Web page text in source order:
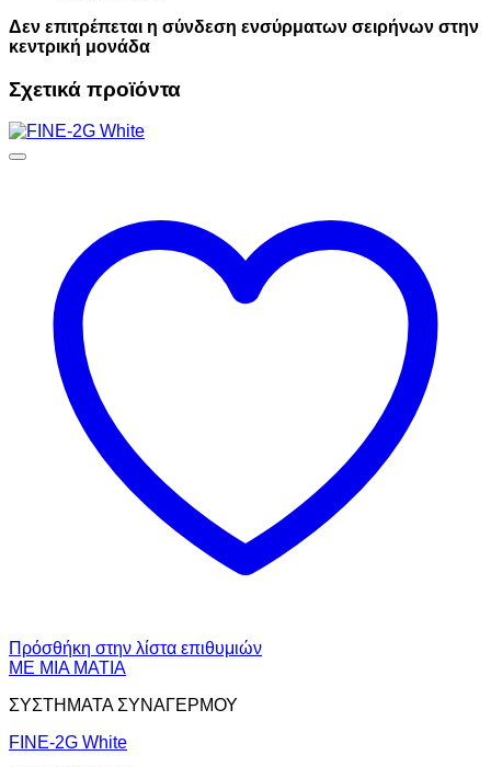
Δεν επιτρέπεται η σύνδεση ενσύρματων σειρήνων στην
κεντρική μονάδα
Σχετικά προϊόντα
Πρόσθήκη στην λίστα επιθυμιών
ΜΕ ΜΙΑ ΜΑΤΙΑ
ΣΥΣΤΗΜΑΤΑ ΣΥΝΑΓΕΡΜΟΥ
FINE-2G White